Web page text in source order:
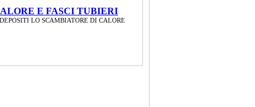
E FASCI TUBIERI
LO SCAMBIATORE DI CALORE